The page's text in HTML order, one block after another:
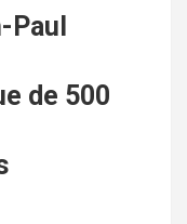
Paul
de 500